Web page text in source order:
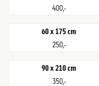
400,-
60 x 175 cm
250,-
90 x 210 cm
350,-